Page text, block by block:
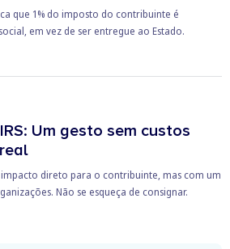
que 1% do imposto do contribuinte é
em vez de ser entregue ao Estado.
Um gesto sem custos
impacto direto para o contribuinte, mas com um
Não se esqueça de consignar.